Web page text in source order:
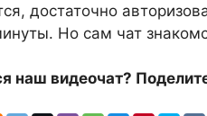
достаточно
Но сам чат
наш видеочат?